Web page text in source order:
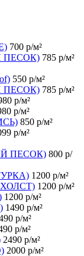
700 р/м²
ПЕСОК) 785 р/м²
550 р/м²
ПЕСОК) 785 р/м²
р/м²
р/м²
850 р/м²
р/м²
ПЕСОК) 800 р/
1200 р/м²
ХОЛСТ) 1200 р/м²
1200 р/м²
1490 р/м²
р/м²
р/м²
2490 р/м²
2000 р/м²